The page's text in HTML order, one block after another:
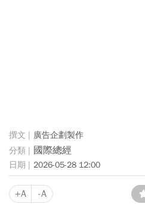
廣告企劃製作
國際總經
2026-05-28 12:00
+A -A